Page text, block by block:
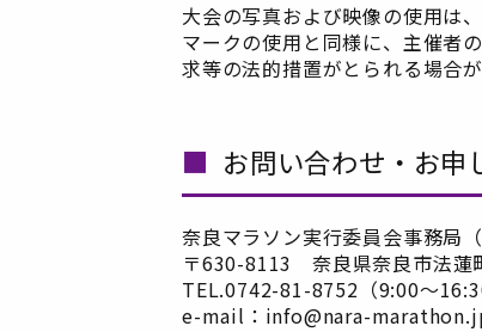
大会の写真および映像の使用は
マークの使用と同様に、主催者
求等の法的措置がとられる場合
お問い合わせ・お申
奈良マラソン実行委員会事務局（
〒630-8113 奈良県奈良市法蓮
TEL.0742-81-8752（9:00～
e-mail： info@nara-